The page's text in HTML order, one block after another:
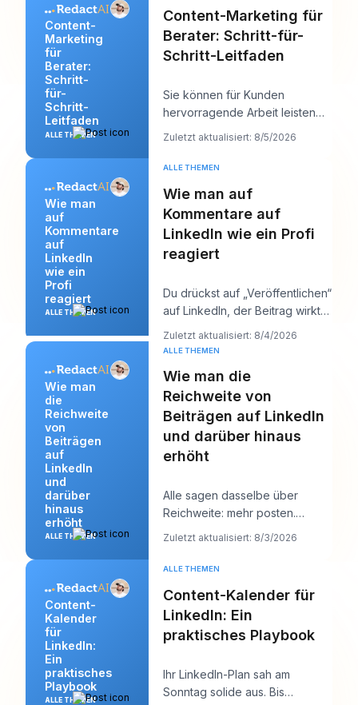
Content-
Marketing
für
Berater:
Schritt-
für-
Schritt-
Leitfaden
ALLE THEMEN
Content-Marketing für
Berater: Schritt-für-
Schritt-Leitfaden
Sie können für Kunden
hervorragende Arbeit leisten
und sich online trotzdem
Zuletzt aktualisiert: 8/5/2026
Wie man
auf
Kommentare
auf
LinkedIn
wie ein
Profi
reagiert
ALLE THEMEN
ALLE THEMEN
Wie man auf
Kommentare auf
LinkedIn wie ein Profi
reagiert
Du drückst auf „Veröffentlichen“
auf LinkedIn, der Beitrag wirkt
solide, und dann beginnt die
eigent
Zuletzt aktualisiert: 8/4/2026
Wie man
die
Reichweite
von
Beiträgen
auf
LinkedIn
und
darüber
hinaus
erhöht
ALLE THEMEN
ALLE THEMEN
Wie man die
Reichweite von
Beiträgen auf LinkedIn
und darüber hinaus
erhöht
Alle sagen dasselbe über
Reichweite: mehr posten.
Dieser Rat klingt produktiv,
Zuletzt aktualisiert: 8/3/2026
Content-
Kalender
für
LinkedIn:
Ein
praktisches
Playbook
ALLE THEMEN
ALLE THEMEN
Content-Kalender für
LinkedIn: Ein
praktisches Playbook
Ihr LinkedIn-Plan sah am
Sonntag solide aus. Bis